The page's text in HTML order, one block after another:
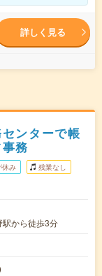
詳しく見る
ンターで帳
務
休み 残業なし
駅から徒歩3分